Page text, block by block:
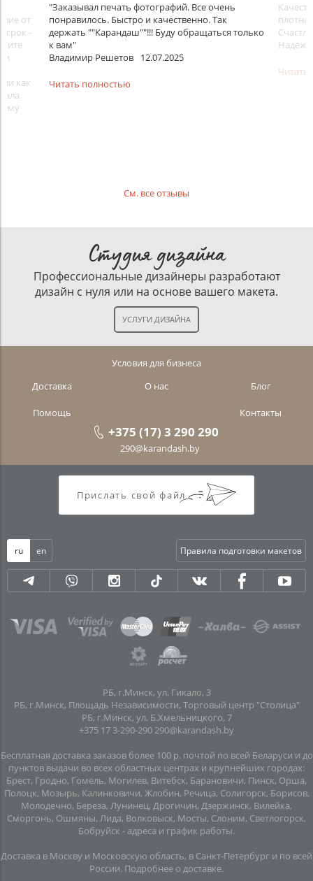
от
-
и
как
"Заказывал печать фотографий. Все очень
понравилось. Быстро и качественно. Так
держать ""Карандаш""!!! Буду обращаться только
к вам"
Владимир Решетов
12.07.2025
Читать полностью
Читать
См. все отзывы
Студия дизайна
Профессиональные дизайнеры разработают
дизайн с нуля или на основе вашего макета.
Условия для бизнеса
Доставка
О нас Блог
Помощь Контакты
+375 (17) 3 290 290
290@karandash.by
Прислать свой файл
ru en Правила подготовки макетов
РБ, г.Минск, ул. Гикало, 3
РБ, г.Минск, Площадь Независимости, Торговый центр "Столица"
РБ, г.Минск, ул. Б.Хмельницкого, 7
+375 17 3-290-290 290@karandash.by
Бесплатная доставка заказов более 100 р. почтой по всей Беларуси и до
пунктов выдачи во всех областных центрах и крупнейших городах:
Брест, Гродно, Гомель, Могилев, Витебск, Барановичи, Пинск, Орша,
Полоцк, Мозырь, Калинковичи, Жлобин, Речица, Солигорск, Борисов,
Молодечно, Береза, Лунинец, Дрогичин, Дзержинск, Вилейка,
Сморгонь, Ошмяны, Лида, Волковыск, Мосты, Слоним, Светлогорск,
Бобруйск - адреса и график работы.
Доставка в Москву и Московскую область, в Санкт-Петербург и по всей
Росcии. Подробнее о доставке.